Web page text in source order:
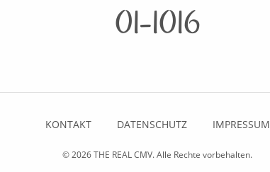
01-1016
KONTAKT DATENSCHUTZ IMPRESSUM
© 2026THE REAL CMV. Alle Rechte vorbehalten.